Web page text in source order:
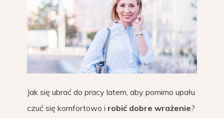
Jak się ubrać do pracy latem, aby pomimo upału
czuć się komfortowo i robić dobre wrażenie?